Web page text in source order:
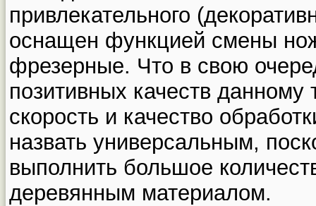
привлекательного
оснащен функцией смены
фрезерные. Что в свою
позитивных качеств данному
скорость и качество
назвать универсальным,
выполнить большое
деревянным материалом.